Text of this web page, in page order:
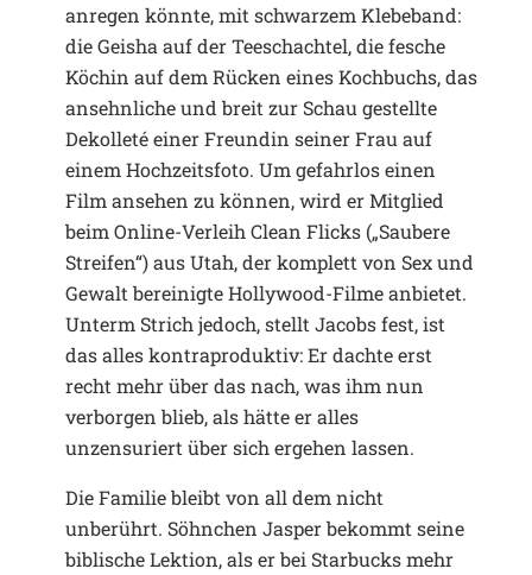
anregen könnte, mit schwarzem Klebeband:
die Geisha auf der Teeschachtel, die fesche
Köchin auf dem Rücken eines Kochbuchs, das
ansehnliche und breit zur Schau gestellte
Dekolleté einer Freundin seiner Frau auf
einem Hochzeitsfoto. Um gefahrlos einen
Film ansehen zu können, wird er Mitglied
beim Online-Verleih Clean Flicks („Saubere
Streifen“) aus Utah, der komplett von Sex und
Gewalt bereinigte Hollywood-Filme anbietet.
Unterm Strich jedoch, stellt Jacobs fest, ist
das alles kontraproduktiv: Er dachte erst
recht mehr über das nach, was ihm nun
verborgen blieb, als hätte er alles
unzensuriert über sich ergehen lassen.
Die Familie bleibt von all dem nicht
unberührt. Söhnchen Jasper bekommt seine
biblische Lektion, als er bei Starbucks mehr